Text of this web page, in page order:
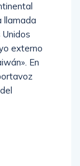
llamada
externo
En